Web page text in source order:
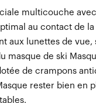
multicouche
au contact de la
aux lunettes de
masque de ski
de crampons
rester bien en